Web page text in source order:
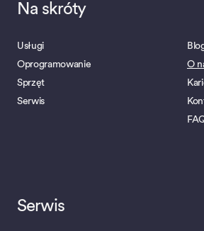
Na skróty
Usługi
Oprogramowanie
Sprzęt
Serwis
O
Serwis